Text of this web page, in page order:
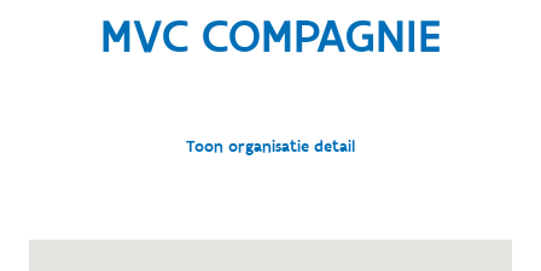
MVC COMPAGNIE
Toon organisatie detail